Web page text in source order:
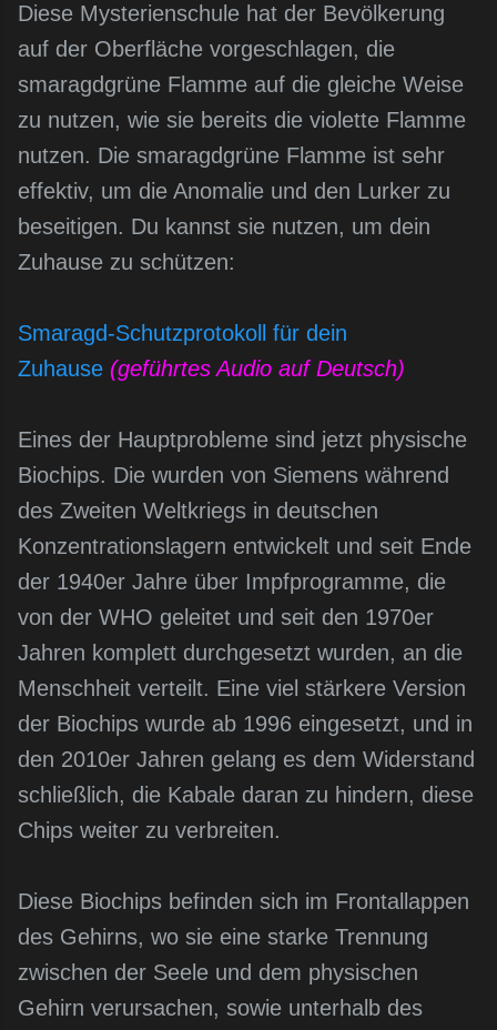
Diese Mysterienschule hat der Bevölkerung
auf der Oberfläche vorgeschlagen, die
smaragdgrüne Flamme auf die gleiche Weise
zu nutzen, wie sie bereits die violette Flamme
nutzen. Die smaragdgrüne Flamme ist sehr
effektiv, um die Anomalie und den Lurker zu
beseitigen. Du kannst sie nutzen, um dein
Zuhause zu schützen:
Smaragd-Schutzprotokoll für dein
Zuhause (geführtes Audio auf Deutsch)
Eines der Hauptprobleme sind jetzt physische
Biochips. Die wurden von Siemens während
des Zweiten Weltkriegs in deutschen
Konzentrationslagern entwickelt und seit Ende
der 1940er Jahre über Impfprogramme, die
von der WHO geleitet und seit den 1970er
Jahren komplett durchgesetzt wurden, an die
Menschheit verteilt. Eine viel stärkere Version
der Biochips wurde ab 1996 eingesetzt, und in
den 2010er Jahren gelang es dem Widerstand
schließlich, die Kabale daran zu hindern, diese
Chips weiter zu verbreiten.
Diese Biochips befinden sich im Frontallappen
des Gehirns, wo sie eine starke Trennung
zwischen der Seele und dem physischen
Gehirn verursachen, sowie unterhalb des